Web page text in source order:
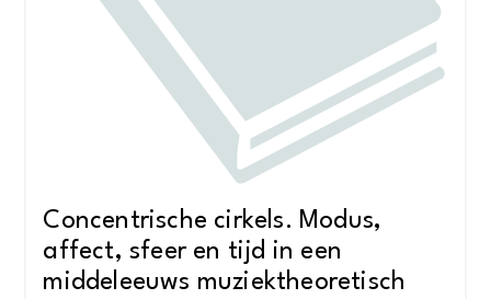
Concentrische cirkels. Modus,
affect, sfeer en tijd in een
middeleeuws muziektheoretisch